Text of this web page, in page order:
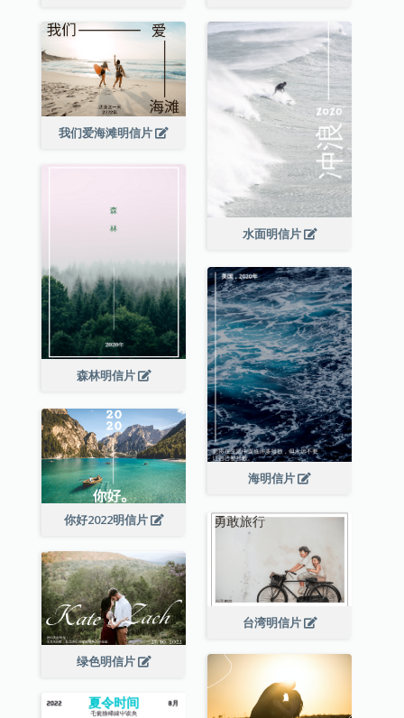
我们爱海滩明信片
水面明信片
森林明信片
海明信片
你好2022明信片
台湾明信片
绿色明信片